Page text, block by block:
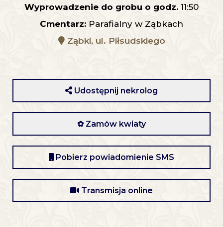
Wyprowadzenie do grobu o godz. 11:50
Cmentarz: Parafialny w Ząbkach
Ząbki, ul. Piłsudskiego
Udostępnij nekrolog
✿ Zamów kwiaty
Pobierz powiadomienie SMS
Transmisja online